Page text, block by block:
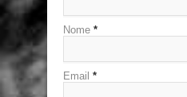
Nome *
Email *